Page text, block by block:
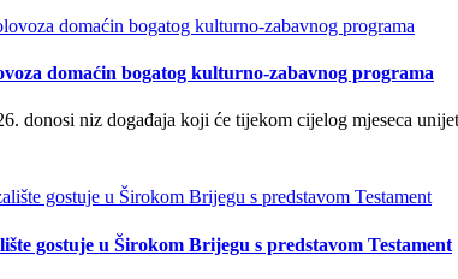
domaćin bogatog kulturno-zabavnog programa
donosi niz događaja koji će tijekom cijelog mjeseca
gostuje u Širokom Brijegu s predstavom Testament